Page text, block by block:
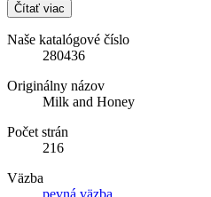
Čítať viac
Naše katalógové číslo
280436
Originálny názov
Milk and Honey
Počet strán
216
Väzba
pevná väzba